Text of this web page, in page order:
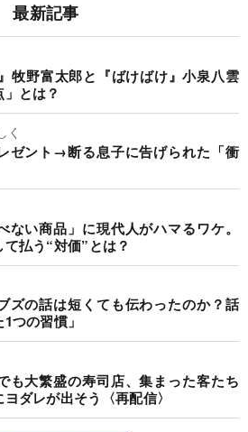
最新記事
牧野富太郎と『ばけばけ』小泉八雲
とは？
く
ゼント→断る息子に告げられた「衝
ない商品」に現代人がハマるワケ。
払う“対価”とは？
ズの話は短くても伝わったのか？話
つの習慣」
も大繁盛の寿司店、集まった客たち
ダレが出そう〈再配信〉